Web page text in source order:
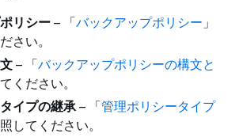
リシー – 「バックアップポリシー 」
さい。
– 「バックアップポリシーの構文と
ください。
イプの継承 – 「管理ポリシータイプ
してください。